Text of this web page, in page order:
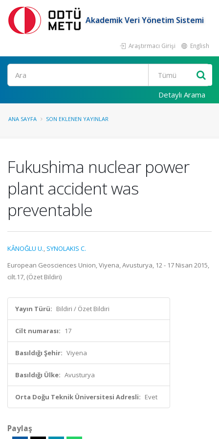
Akademik Veri Yönetim Sistemi
Araştırmacı Girişi English
Ara
Detaylı Arama
ANA SAYFA SON EKLENEN YAYINLAR
Fukushima nuclear power
plant accident was
preventable
KÂNOĞLU U., SYNOLAKIS C.
European Geosciences Union, Viyena, Avusturya, 12 - 17 Nisan 2015,
cilt.17, (Özet Bildiri)
Yayın Türü: Bildiri / Özet Bildiri
Cilt numarası: 17
Basıldığı Şehir: Viyena
Basıldığı Ülke: Avusturya
Orta Doğu Teknik Üniversitesi Adresli: Evet
Paylaş